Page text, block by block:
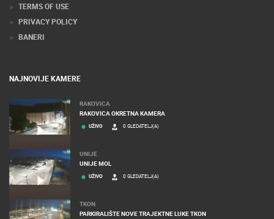
TERMS OF USE
PRIVACY POLICY
BANERI
NAJNOVIJE KAMERE
RAKOVICA
RAKOVICA OKRETNA KAMERA
UŽIVO 0 GLEDATELJ(A)
UNIJE
UNIJE MOL
UŽIVO 0 GLEDATELJ(A)
TKON
PARKIRALIŠTE NOVE TRAJEKTNE LUKE TKON